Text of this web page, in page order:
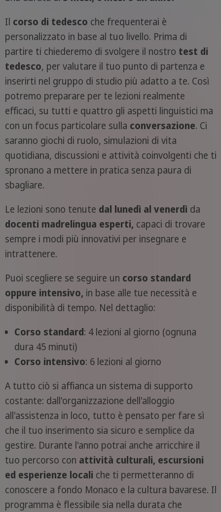
Il corso di tedesco che frequenterai è
personalizzato in base al tuo livello. Prima di
partire ti chiederemo di svolgere il nostro test di
tedesco, per valutare il tuo punto di partenza e
inserirti nel gruppo di studio più adatto a te. Così
potremo preparare per te lezioni realmente
efficaci, su tutti e quattro gli aspetti linguistici ma
con un focus particolare sulla conversazione. Ci
saranno giochi di ruolo, simulazioni di vita
quotidiana, discussioni e attività coinvolgenti che ti
spronano a mettere in pratica senza paura di
sbagliare.
Le lezioni sono tenute dal lunedì al venerdìda
docenti madrelingua esperti, capaci di trovare
sempre i modi più innovativi per insegnare e
intrattenere.
Puoi scegliere se seguire un corso standard
oppure intensivo, in base alle tue necessità e
disponibilità di tempo. Nel dettaglio:
Corso standard: 4 lezioni al giorno (ognuna
dura 45 minuti)
Corso intensivo: 6 lezioni al giorno
A tutto ciò si affianca un sistema di supporto
costante: dall'organizzazione dell'alloggio
all'assistenza in loco, tutto è pensato per fare sì
che il tuo inserimento sia sicuro e semplice da
gestire. Durante l'anno potrai anche arricchire il
tuo percorso con attività culturali, escursioni
ed esperienze locali che ti permetteranno di
conoscere a fondo Monaco e la cultura bavarese. Il
programma è flessibile sia nella durata che